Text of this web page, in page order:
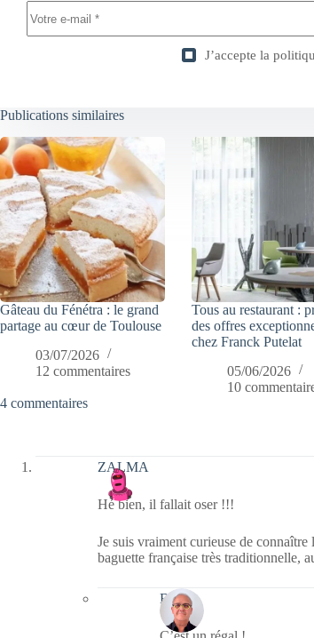
J’accepte la
Publications similaires
Gâteau du Fénétra : le grand
partage au cœur de Toulouse
03/07/2026
12 commentaires
Tous au restaurant :
des offres
chez Franck Putelat
05/06/2026
10
4 commentaires
ZALMA
Hé bien, il fallait oser !!!
Je suis vraiment curieuse de
baguette française très traditionnelle,
Bernie